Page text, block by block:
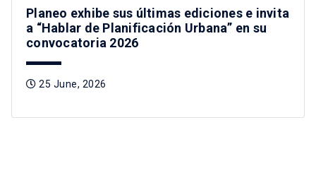
Planeo exhibe sus últimas ediciones e invita
a “Hablar de Planificación Urbana” en su
convocatoria 2026
25 June, 2026